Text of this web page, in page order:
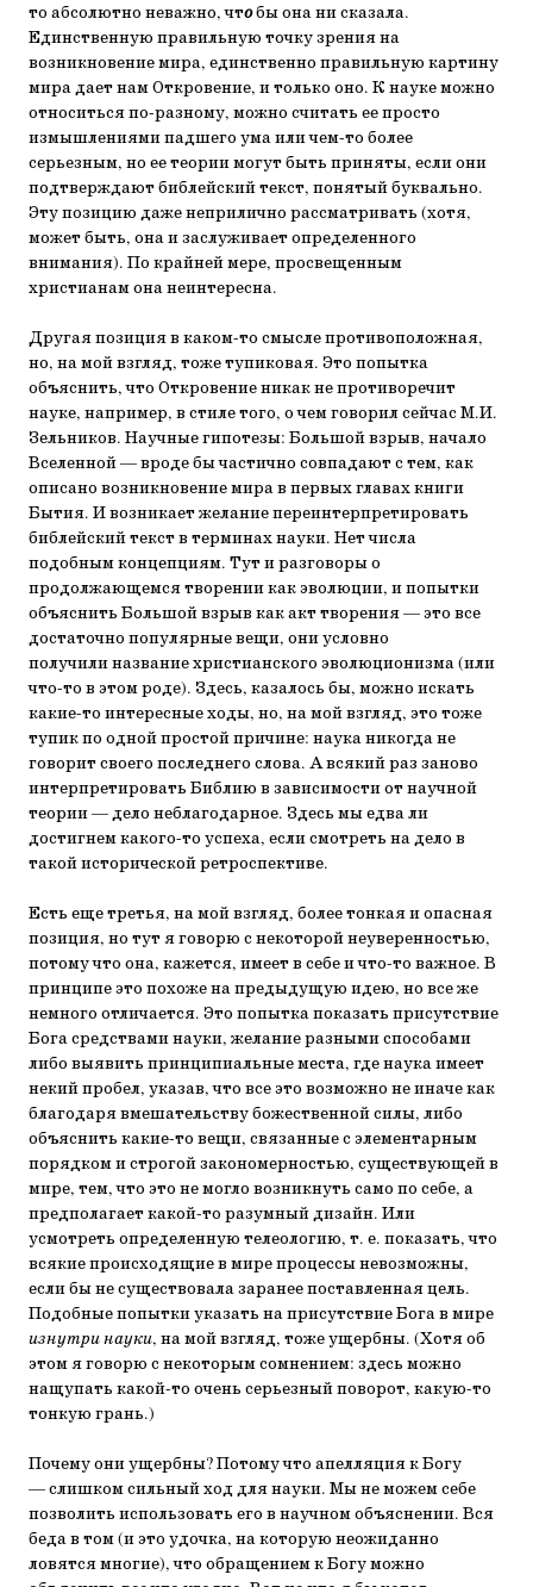
то абсолютно неважно, чтобы она ни сказала.
Единственную правильную точку зрения на
возникновение мира, единственно правильную картину
мира дает нам Откровение, и только оно. К науке можно
относиться по-разному, можно считать ее просто
измышлениями падшего ума или чем-то более
серьезным, но ее теории могут быть приняты, если они
подтверждают библейский текст, понятый буквально.
Эту позицию даже неприлично рассматривать (хотя,
может быть, она и заслуживает определенного
внимания). По крайней мере, просвещенным
христианам она неинтересна.
Другая позиция в каком-то смысле противоположная,
но, на мой взгляд, тоже тупиковая. Это попытка
объяснить, что Откровение никак не противоречит
науке, например, в стиле того, о чем говорил сейчас М.И.
Зельников. Научные гипотезы: Большой взрыв, начало
Вселенной — вроде бы частично совпадают с тем, как
описано возникновение мира в первых главах книги
Бытия. И возникает желание переинтерпретировать
библейский текст в терминах науки. Нет числа
подобным концепциям. Тут и разговоры о
продолжающемся творении как эволюции, и попытки
объяснить Большой взрыв как акт творения — это все
достаточно популярные вещи, они условно
получили название христианского эволюционизма (или
что-то в этом роде). Здесь, казалось бы, можно искать
какие-то интересные ходы, но, на мой взгляд, это тоже
тупик по одной простой причине: наука никогда не
говорит своего последнего слова. А всякий раз заново
интерпретировать Библию в зависимости от научной
теории — дело неблагодарное. Здесь мы едва ли
достигнем какого-то успеха, если смотреть на дело в
такой исторической ретроспективе.
Есть еще третья, на мой взгляд, более тонкая и опасная
позиция, но тут я говорю с некоторой неуверенностью,
потому что она, кажется, имеет в себе и что-то важное. В
принципе это похоже на предыдущую идею, но все же
немного отличается. Это попытка показать присутствие
Бога средствами науки, желание разными способами
либо выявить принципиальные места, где наука имеет
некий пробел, указав, что все это возможно не иначе как
благодаря вмешательству божественной силы, либо
объяснить какие-то вещи, связанные с элементарным
порядком и строгой закономерностью, существующей в
мире, тем, что это не могло возникнуть само по себе, а
предполагает какой-то разумный дизайн. Или
усмотреть определенную телеологию, т. е. показать, что
всякие происходящие в мире процессы невозможны,
если бы не существовала заранее поставленная цель.
Подобные попытки указать на присутствие Бога в мире
изнутри науки, на мой взгляд, тоже ущербны. (Хотя об
этом я говорю с некоторым сомнением: здесь можно
нащупать какой-то очень серьезный поворот, какую-то
тонкую грань.)
Почему они ущербны? Потому что апелляция к Богу
— слишком сильный ход для науки. Мы не можем себе
позволить использовать его в научном объяснении. Вся
беда в том (и это удочка, на которую неожиданно
ловятся многие), что обращением к Богу можно